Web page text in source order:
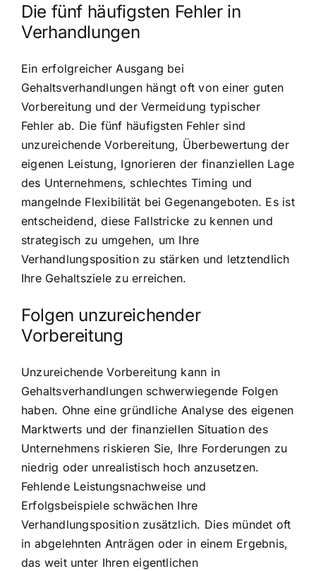
Die fünf häufigsten Fehler in
Verhandlungen
Ein erfolgreicher Ausgang bei
Gehaltsverhandlungen hängt oft von einer guten
Vorbereitung und der Vermeidung typischer
Fehler ab. Die fünf häufigsten Fehler sind
unzureichende Vorbereitung, Überbewertung der
eigenen Leistung, Ignorieren der finanziellen Lage
des Unternehmens, schlechtes Timing und
mangelnde Flexibilität bei Gegenangeboten. Es ist
entscheidend, diese Fallstricke zu kennen und
strategisch zu umgehen, um Ihre
Verhandlungsposition zu stärken und letztendlich
Ihre Gehaltsziele zu erreichen.
Folgen unzureichender
Vorbereitung
Unzureichende Vorbereitung kann in
Gehaltsverhandlungen schwerwiegende Folgen
haben. Ohne eine gründliche Analyse des eigenen
Marktwerts und der finanziellen Situation des
Unternehmens riskieren Sie, Ihre Forderungen zu
niedrig oder unrealistisch hoch anzusetzen.
Fehlende Leistungsnachweise und
Erfolgsbeispiele schwächen Ihre
Verhandlungsposition zusätzlich. Dies mündet oft
in abgelehnten Anträgen oder in einem Ergebnis,
das weit unter Ihren eigentlichen